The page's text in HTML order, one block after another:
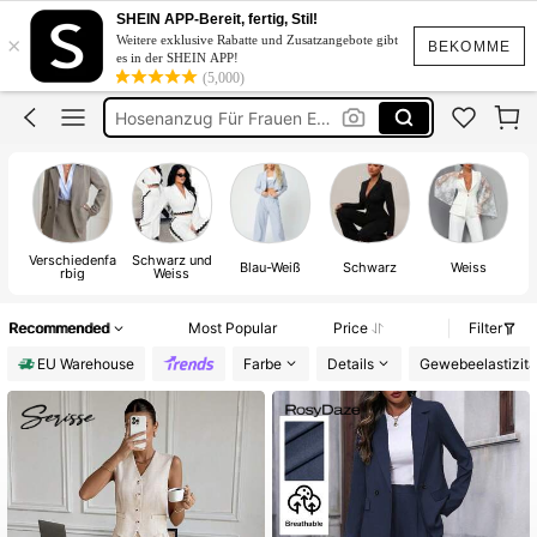
BEKOMME
×
SHEIN APP-Bereit, fertig, Stil!
Weitere exklusive Rabatte und Zusatzangebote gibt
es in der SHEIN APP!
(5,000)
Anzug Set Damen
Zwei Teiler Damen
Zweiteiler
Anzug Set Damen
Verschiedenfa
rbig
Schwarz und
Weiss Blau-Weiß Schwarz Weiss
Recommended Most Popular Price
Filter
EU Warehouse
Farbe Details